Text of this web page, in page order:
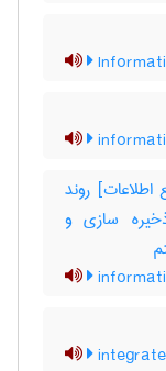
روند
سازی و